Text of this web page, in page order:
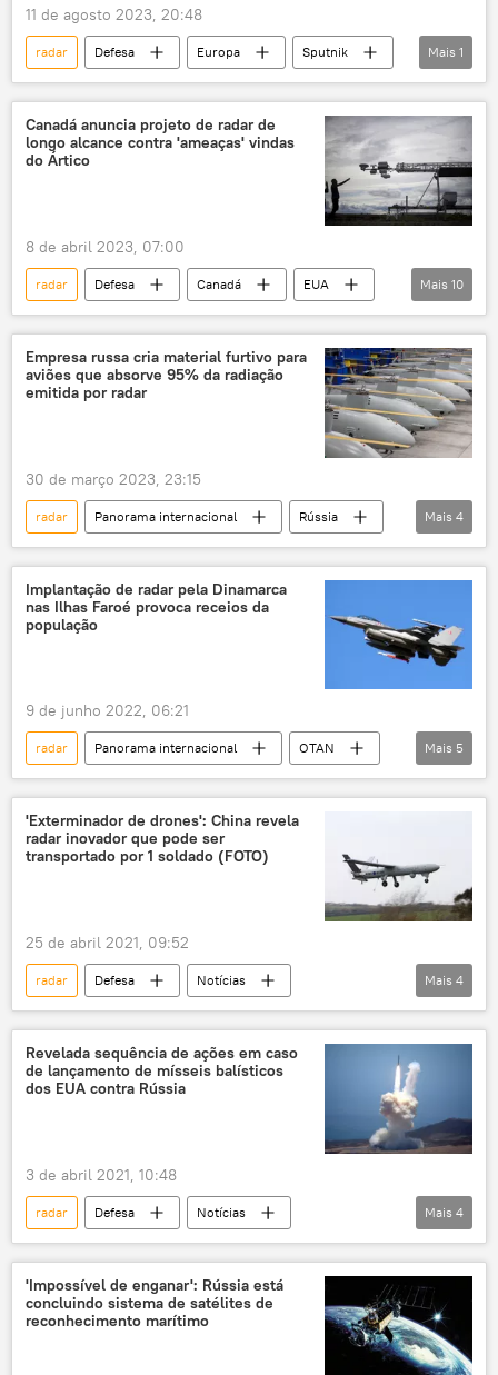
11 de agosto 2023, 20:48
radar Defesa Europa
Sputnik
Rússia
Mais 1
Canadá anuncia projeto de radar de
longo alcance contra 'ameaças' vindas
do Ártico
8 de abril 2023, 07:00
radar Defesa Canadá
EUA
Justin Trudeau
Joe Biden
Ártico
Minnesota
Michigan
Ohio
Pensilvânia
Mais 10
Empresa russa cria material furtivo para
aviões que absorve 95% da radiação
emitida por radar
30 de março 2023, 23:15
radar Panorama internacional
Rússia
criação
Rostec
Ministério da Defesa (Rússia)
Forças Armadas da Rússia
Mais 4
Implantação de radar pela Dinamarca
nas Ilhas Faroé provoca receios da
população
9 de junho 2022, 06:21
radar Panorama internacional
OTAN
Dinamarca
Ilhas Faroé
Rússia
tensão militar
Ártico
Mais 5
'Exterminador de drones': China revela
radar inovador que pode ser
transportado por 1 soldado (FOTO)
25 de abril 2021, 09:52
radar Defesa
Notícias
sistema de defesa antidrones
sistema de defesa antiaéreo
China
tecnologia militar
Mais 4
Revelada sequência de ações em caso
de lançamento de mísseis balísticos
dos EUA contra Rússia
3 de abril 2021, 10:48
radar Defesa
Notícias
míssil balístico intercontinental
sistema de defesa antiaérea
satélite militar
EUA
Mais 4
'Impossível de enganar': Rússia está
concluindo sistema de satélites de
reconhecimento marítimo